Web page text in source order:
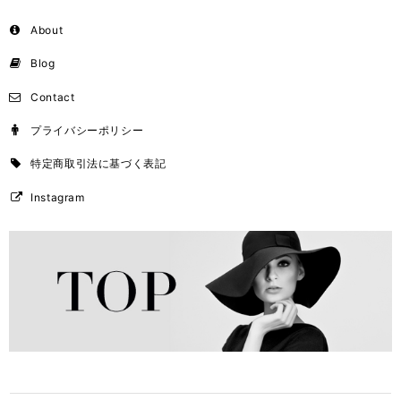
About
Blog
Contact
プライバシーポリシー
特定商取引法に基づく表記
Instagram